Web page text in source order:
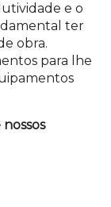
e o
ter
obra.
para lhe